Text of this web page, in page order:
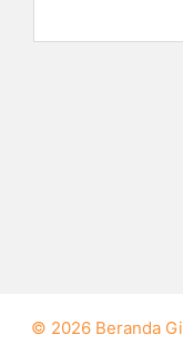
© 2026 Beranda